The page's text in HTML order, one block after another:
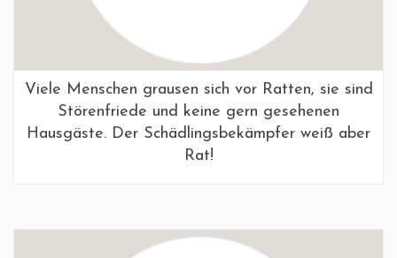
Viele Menschen grausen sich vor Ratten, sie sind
Störenfriede und keine gern gesehenen
Hausgäste. Der Schädlingsbekämpfer weiß aber
Rat!